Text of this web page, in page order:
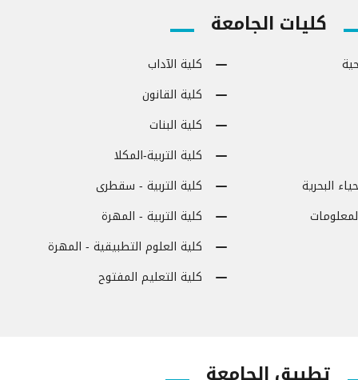
كليات الجامعة
كلية الآداب
كلية القانون
كلية البنات
كلية التربية-المكلا
كلية التربية - سقطرى
كلية التربية - المهرة
كلية العلوم التطبيقية - المهرة
كلية التعليم المفتوح
البحرية